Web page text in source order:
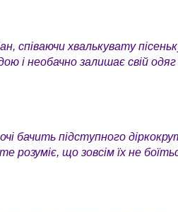
співаючи хвалькувату
і необачно залишає свій одяг
бачить підступного
розуміє, що зовсім їх не